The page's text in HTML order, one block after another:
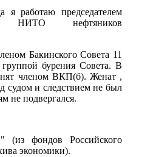
я работаю председателем
НИТО нефтяников
Бакинского Совета 11
бурения Совета. В
членом ВКП(б). Женат ,
судом и следствием не был
не подвергался.
(из фондов Российского
экономики).